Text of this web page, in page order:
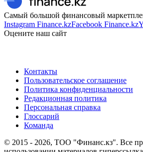
Самый большой финансовый
Instagram Finance.kzFacebook Finance.kz
Оцените наш сайт
Контакты
Пользовательское соглашение
Политика конфиденциальности
Редакционная политика
Персональная справка
Глоссарий
Команда
© 2015 - 2026, ТОО "Финанс.кз". Все